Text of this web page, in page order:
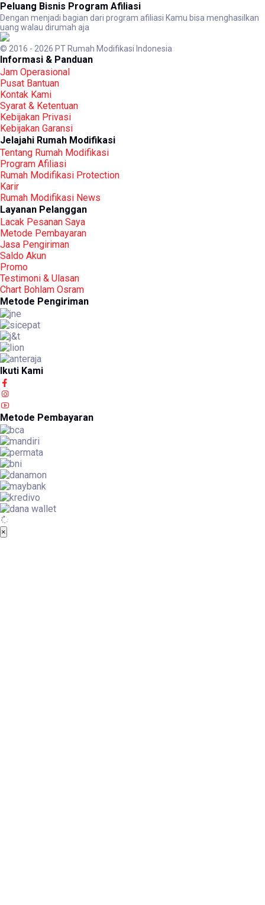
Peluang Bisnis Program Afiliasi
Dengan menjadi bagian dari program afiliasi Kamu bisa menghasilkan
uang walau dirumah aja
© 2016 - 2026 PT Rumah Modifikasi Indonesia
Informasi & Panduan
Jam Operasional
Pusat Bantuan
Kontak Kami
Syarat & Ketentuan
Kebijakan Privasi
Kebijakan Garansi
Jelajahi Rumah Modifikasi
Tentang Rumah Modifikasi
Program Afiliasi
Rumah Modifikasi Protection
Karir
Rumah Modifikasi News
Layanan Pelanggan
Lacak Pesanan Saya
Metode Pembayaran
Jasa Pengiriman
Saldo Akun
Promo
Testimoni & Ulasan
Chart Bohlam Osram
Metode Pengiriman
Ikuti Kami
Metode Pembayaran
×